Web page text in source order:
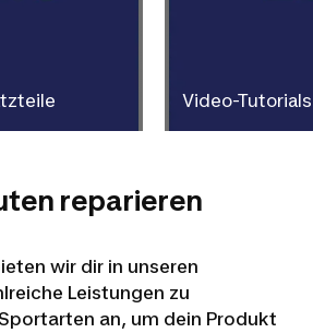
Video-Tutorials
reparieren
wir dir in unseren
Leistungen zu
an, um dein Produkt